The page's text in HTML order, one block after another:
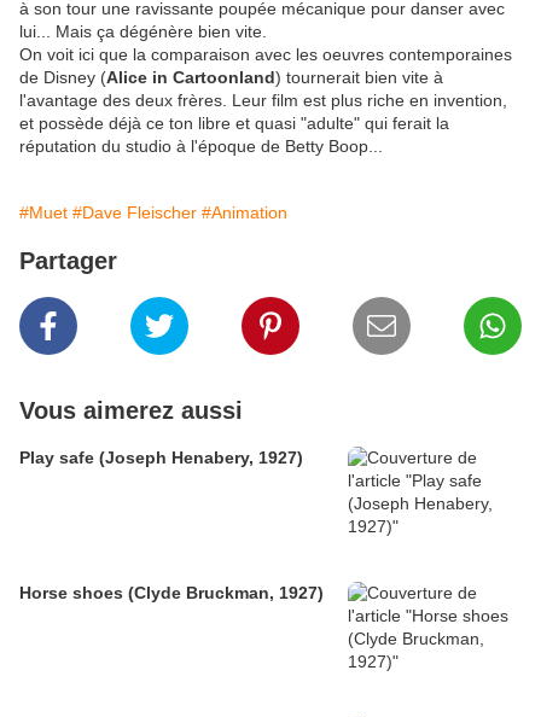
à son tour une ravissante poupée mécanique pour danser avec
lui... Mais ça dégénère bien vite.
On voit ici que la comparaison avec les oeuvres contemporaines
de Disney (Alice in Cartoonland) tournerait bien vite à
l'avantage des deux frères. Leur film est plus riche en invention,
et possède déjà ce ton libre et quasi "adulte" qui ferait la
réputation du studio à l'époque de Betty Boop...
#Muet #Dave Fleischer #Animation
Partager
Vous aimerez aussi
Play safe (Joseph Henabery, 1927)
Horse shoes (Clyde Bruckman, 1927)